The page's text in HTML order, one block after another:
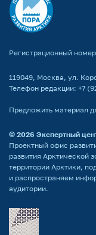
Регистрационный
119049, Москва, ул.
Телефон редакции: +7
Предложить материал
© 2026 Экспертный
Проектный офис
развития
территории Арктики,
и распространяем
аудитории.